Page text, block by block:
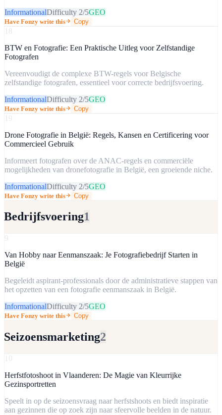
InformationalDifficulty 2/5GEO
Have Fonzy write this Copy
18
BTW en Fotografie: Een Praktische Uitleg voor Zelfstandige
Fotografen
Vereenvoudigt de complexe BTW-regels voor Belgische
zelfstandige fotografen, essentieel voor correcte bedrijfsvoering.
InformationalDifficulty 2/5GEO
Have Fonzy write this Copy
19
Drone Fotografie in België: Regels, Kansen en Certificering voor
Commercieel Gebruik
Informeert fotografen over de ANAC-regels en commerciële
mogelijkheden van dronefotografie in België, een groeiende niche.
InformationalDifficulty 2/5GEO
Have Fonzy write this Copy
Bedrijfsvoering1
9
Van Hobby naar Eenmanszaak: Je Fotografiebedrijf Starten in
België
Begeleidt aspirant-professionals door de administratieve stappen van
het opzetten van een fotografie eenmanszaak in België.
InformationalDifficulty 2/5GEO
Have Fonzy write this Copy
Seizoensmarketing2
10
Herfstfotoshoot in Vlaanderen: De Magie van Kleurrijke
Gezinsportretten
Speelt in op de seizoensvraag naar herfstshoots en biedt inspiratie
aan gezinnen die op zoek zijn naar sfeervolle beelden in de natuur.